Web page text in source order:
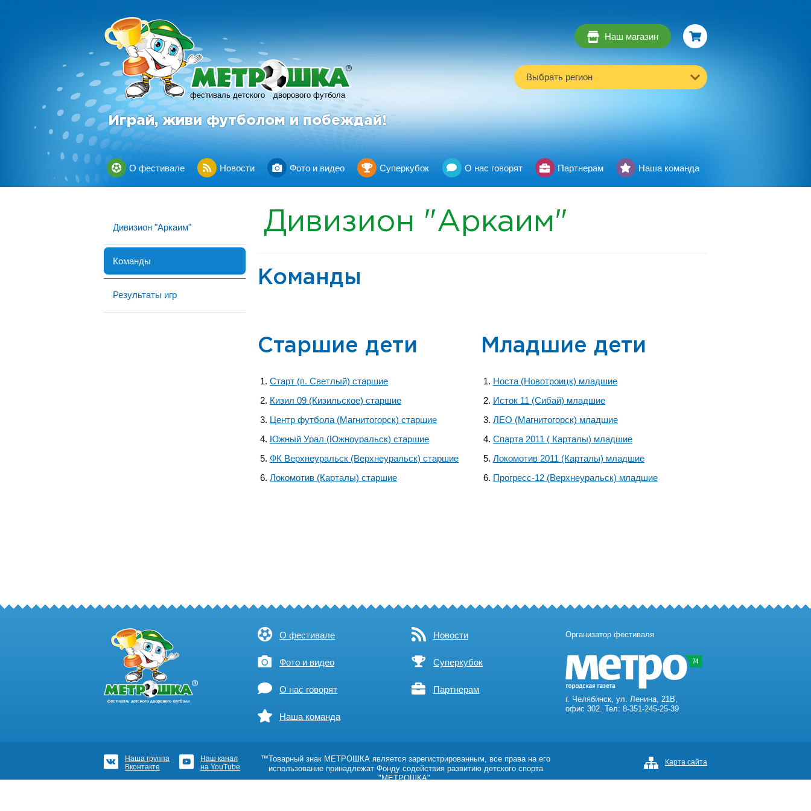
фестиваль детского дворового футбола
R
Играй, живи футболом и побеждай!
Наш магазин
Выбрать регион
О фестивале Новости Фото и видео Суперкубок О нас говорят Партнерам Наша команда
Дивизион "Аркаим"
Команды
Результаты игр
Дивизион "Аркаим"
Команды
Старшие дети
Старт (п. Светлый) старшие
Кизил 09 (Кизильское) старшие
Центр футбола (Магнитогорск) старшие
Южный Урал (Южноуральск) старшие
ФК Верхнеуральск (Верхнеуральск) старшие
Локомотив (Карталы) старшие
Младшие дети
Носта (Новотроицк) младшие
Исток 11 (Сибай) младшие
ЛЕО (Магнитогорск) младшие
Спарта 2011 ( Карталы) младшие
Локомотив 2011 (Карталы) младшие
Прогресс-12 (Верхнеуральск) младшие
О фестивале Новости
Фото и видео Суперкубок
О нас говорят Партнерам
Наша команда
Организатор фестиваля
г. Челябинск, ул. Ленина, 21В,
офис 302. Тел: 8-351-245-25-39
Наша группа
Вконтакте
Наш канал
на YouTube
™Товарный знак МЕТРОШКА является зарегистрированным, все права на его
использование принадлежат Фонду содействия развитию детского спорта
"МЕТРОШКА".
Карта сайта